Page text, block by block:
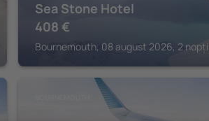
Sea Stone Hotel
408 €
Bournemouth, 08 august 2026, 2 nopți